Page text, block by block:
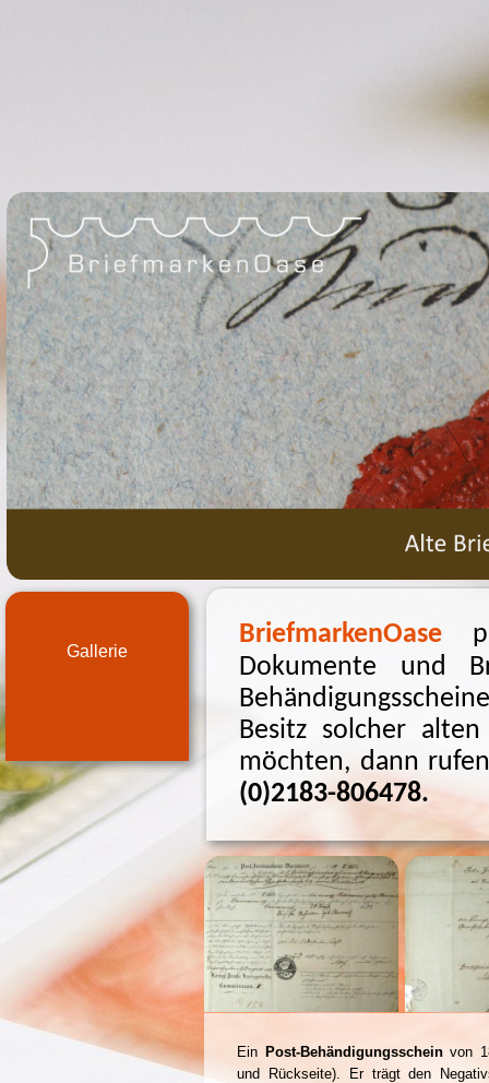
Gallerie
BriefmarkenOase
Dokumente und
Besitz solcher
möchten, dann
(0)2183-806478.
Ein Post-Behändigungsschein von
und Rückseite). Er trägt den